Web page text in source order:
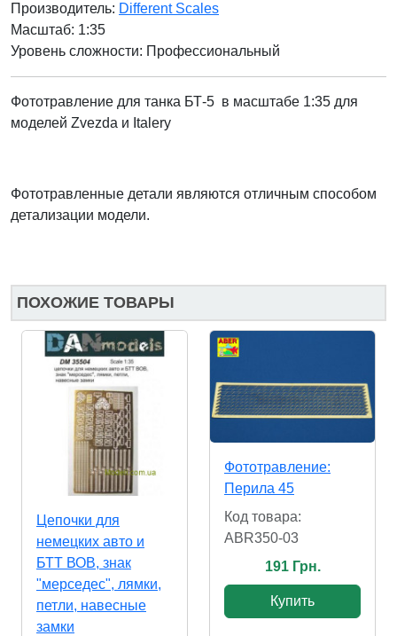
Производитель: Different Scales
Масштаб: 1:35
Уровень сложности: Профессиональный
Фототравление для танка БТ-5 в масштабе 1:35 для
моделей Zvezda и Italery
Фототравленные детали являются отличным способом
детализации модели.
ПОХОЖИЕ ТОВАРЫ
Цепочки для
немецких авто и
БТТ ВОВ, знак
"мерседес", лямки,
петли, навесные
замки
Фототравление:
Перила 45
Код товара:
ABR350-03
191 Грн.
Купить